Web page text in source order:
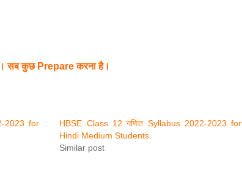
सब कुछ Prepare करना है।
2023 for
HBSE Class 12 गणित Syllabus 2022-2023 for
Hindi Medium Students
Similar post